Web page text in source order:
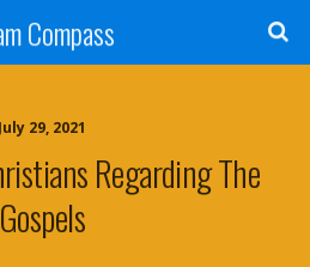
Compass
July 29, 2021
Regarding The
Gospels